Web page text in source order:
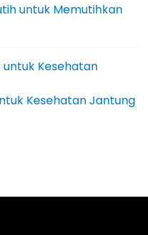
untuk Memutihkan
Kesehatan Jantung